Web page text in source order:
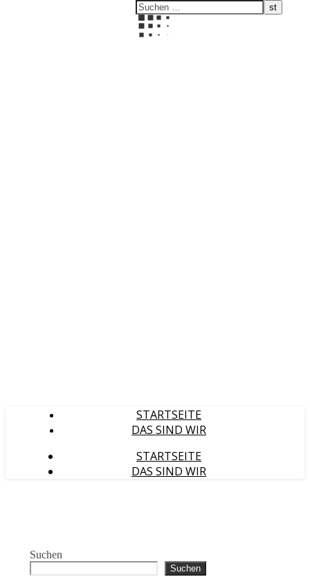
STARTSEITE
DAS SIND WIR
STARTSEITE
DAS SIND WIR
Suchen
Suchen